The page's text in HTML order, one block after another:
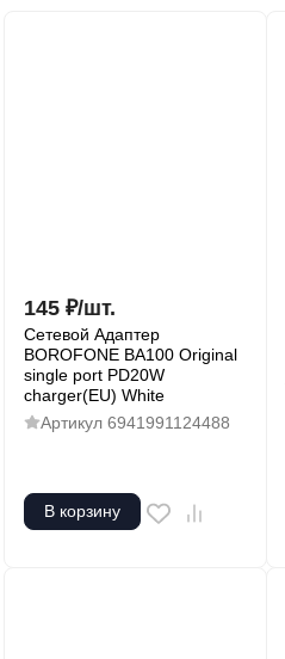
145 ₽/шт.
Сетевой Адаптер
BOROFONE BA100 Original
single port PD20W
charger(EU) White
Артикул 6941991124488
В корзину